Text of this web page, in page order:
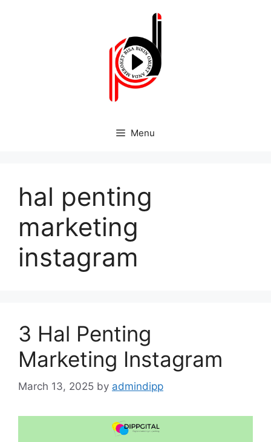
Menu
hal penting
marketing
instagram
3 Hal Penting
Marketing Instagram
March 13, 2025 by admindipp